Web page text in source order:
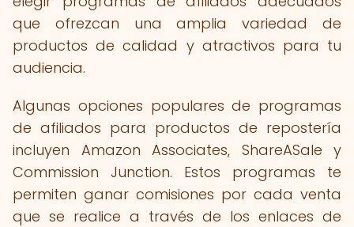
que ofrezcan una amplia variedad de
productos de calidad y atractivos para tu
audiencia.
Algunas opciones populares de programas
de afiliados para productos de repostería
incluyen Amazon Associates, ShareASale y
Commission Junction. Estos programas te
permiten ganar comisiones por cada venta
que se realice a través de los enlaces de